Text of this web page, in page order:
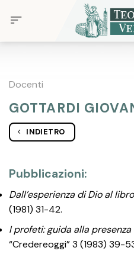
Docenti
GOTTARDI
INDIETRO
Pubblicazioni:
Dall’esperienza di Dio al
(1981) 31-42.
I profeti: guida alla
“Credereoggi” 3 (1983) 39-